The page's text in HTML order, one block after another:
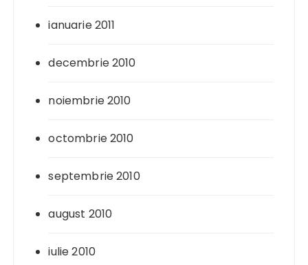
ianuarie 2011
decembrie 2010
noiembrie 2010
octombrie 2010
septembrie 2010
august 2010
iulie 2010